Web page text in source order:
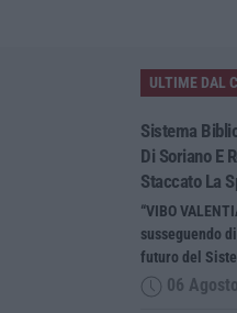
ULTIME DAL
Sistema
Di Soriano E
Staccato La
“VIBO
susseguendo
futuro del
06